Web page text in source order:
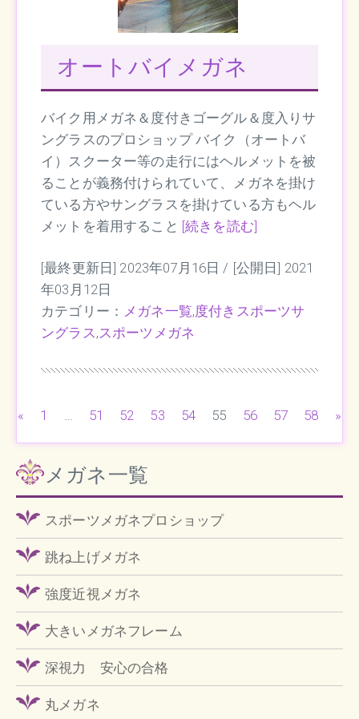
オートバイメガネ
バイク用メガネ＆度付きゴーグル＆度入りサ
ングラスのプロショップ バイク（オートバ
イ）スクーター等の走行にはヘルメットを被
ることが義務付けられていて、メガネを掛け
ている方やサングラスを掛けている方もヘル
メットを着用すること [続きを読む]
[最終更新日] 2023年07月16日 / [公開日] 2021
年03月12日
カテゴリー： メガネ一覧,度付きスポーツサ
ングラス,スポーツメガネ
« 1 … 51 52 53 54 55 56 57 58 »
メガネ一覧
スポーツメガネプロショップ
跳ね上げメガネ
強度近視メガネ
大きいメガネフレーム
深視力 安心の合格
丸メガネ